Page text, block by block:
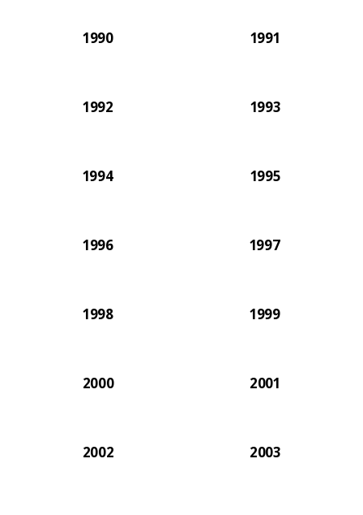
1990 1991
1992 1993
1994 1995
1996 1997
1998 1999
2000 2001
2002 2003